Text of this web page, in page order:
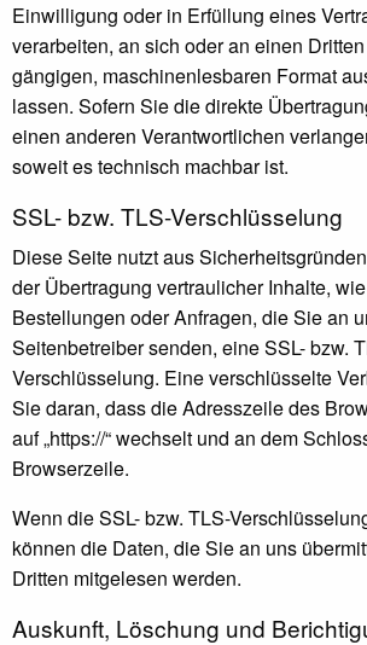
Einwilligung oder in Erfüllung eines
verarbeiten, an sich oder an einen
gängigen, maschinenlesbaren Format
lassen. Sofern Sie die direkte
einen anderen Verantwortlichen
soweit es technisch machbar ist.
SSL- bzw. TLS-Verschlüsselung
Diese Seite nutzt aus
der Übertragung vertraulicher Inhalte,
Bestellungen oder Anfragen, die Sie an
Seitenbetreiber senden, eine SSL- bzw.
Verschlüsselung. Eine verschlüsselte
Sie daran, dass die Adresszeile des
auf „https://“ wechselt und an dem
Browserzeile.
Wenn die SSL- bzw. TLS-
können die Daten, die Sie an uns
Dritten mitgelesen werden.
Auskunft, Löschung und